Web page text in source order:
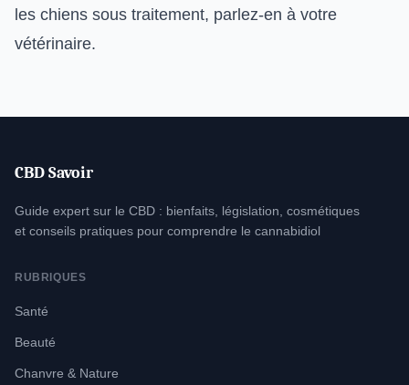
les chiens sous traitement, parlez-en à votre
vétérinaire.
CBD Savoir
Guide expert sur le CBD : bienfaits, législation, cosmétiques
et conseils pratiques pour comprendre le cannabidiol
RUBRIQUES
Santé
Beauté
Chanvre & Nature